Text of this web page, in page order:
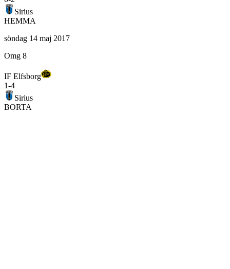
Sirius
HEMMA
söndag 14 maj 2017
Omg 8
IF Elfsborg
1-4
Sirius
BORTA